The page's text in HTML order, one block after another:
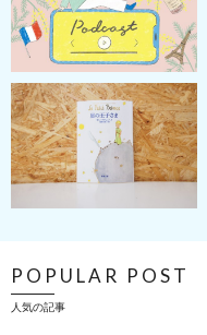
POPULAR POST
人気の記事